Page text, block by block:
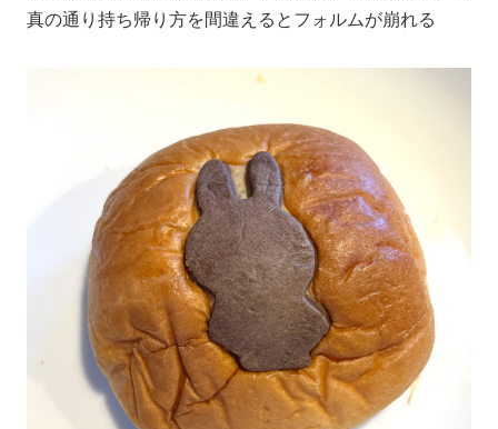
真の通り持ち帰り方を間違えるとフォルムが崩れる